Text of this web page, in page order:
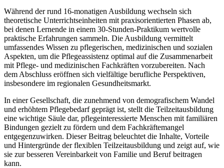
Während der rund 16-monatigen Ausbildung wechseln sich
theoretische Unterrichtseinheiten mit praxisorientierten Phasen ab,
bei denen Lernende in einem 30-Stunden-Praktikum wertvolle
praktische Erfahrungen sammeln. Die Ausbildung vermittelt
umfassendes Wissen zu pflegerischen, medizinischen und sozialen
Aspekten, um die Pflegeassistenz optimal auf die Zusammenarbeit
mit Pflege- und medizinischen Fachkräften vorzubereiten. Nach
dem Abschluss eröffnen sich vielfältige berufliche Perspektiven,
insbesondere im regionalen Gesundheitsmarkt.
In einer Gesellschaft, die zunehmend von demografischem Wandel
und erhöhtem Pflegebedarf geprägt ist, stellt die Teilzeitausbildung
eine wichtige Säule dar, pflegeinteressierte Menschen mit familiären
Bindungen gezielt zu fördern und dem Fachkräftemangel
entgegenzuwirken. Dieser Beitrag beleuchtet die Inhalte, Vorteile
und Hintergründe der flexiblen Teilzeitausbildung und zeigt auf, wie
sie zur besseren Vereinbarkeit von Familie und Beruf beitragen
kann.